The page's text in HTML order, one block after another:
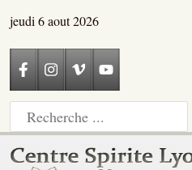
jeudi 6 aout 2026